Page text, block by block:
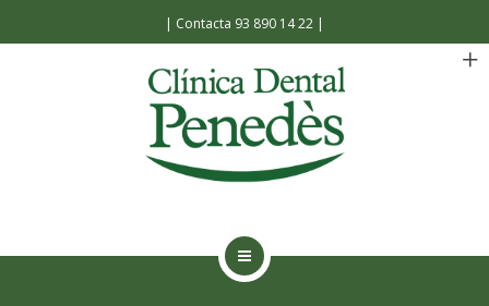
| Contacta 93 890 14 22 |